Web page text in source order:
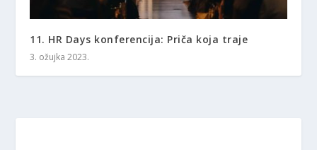
11. HR Days konferencija: Priča koja traje
3. ožujka 2023.